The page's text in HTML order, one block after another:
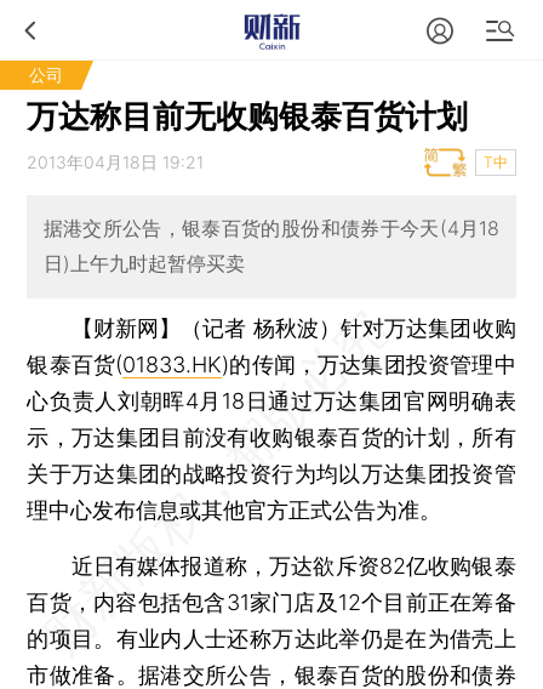
公司
万达称目前无收购银泰百货计划
2013年04月18日 19:21 T中
据港交所公告，银泰百货的股份和债券于今天(4月18
日)上午九时起暂停买卖
【财新网】（记者 杨秋波） 针对万达集团收购
银泰百货(01833.HK)的传闻，万达集团投资管理中
心负责人刘朝晖4月18日通过万达集团官网明确表
示，万达集团目前没有收购银泰百货的计划，所有
关于万达集团的战略投资行为均以万达集团投资管
理中心发布信息或其他官方正式公告为准。
近日有媒体报道称，万达欲斥资82亿收购银泰
百货，内容包括包含31家门店及12个目前正在筹备
的项目。有业内人士还称万达此举仍是在为借壳上
市做准备。据港交所公告，银泰百货的股份和债券